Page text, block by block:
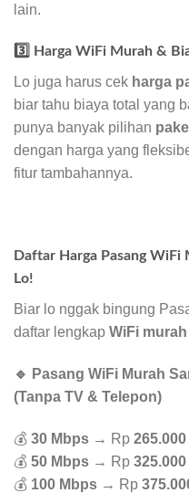
lain.
3️⃣ Harga WiFi Murah &
Lo juga harus cek harga
biar tahu biaya total yang
punya banyak pilihan
dengan harga yang
fitur tambahannya.
Daftar Harga Pasang WiFi
Lo!
Biar lo nggak bingung
daftar lengkap WiFi murah
🔹 Pasang WiFi Murah
(Tanpa TV & Telepon)
💰 30 Mbps → Rp 265.000
💰 50 Mbps → Rp 325.000
💰 100 Mbps → Rp